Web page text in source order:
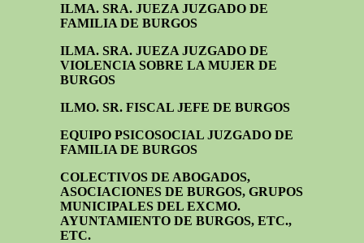
ILMA. SRA. JUEZA JUZGADO DE
FAMILIA DE BURGOS
ILMA. SRA. JUEZA JUZGADO DE
VIOLENCIA SOBRE LA MUJER DE
BURGOS
ILMO. SR. FISCAL JEFE DE BURGOS
EQUIPO PSICOSOCIAL JUZGADO DE
FAMILIA DE BURGOS
COLECTIVOS DE ABOGADOS,
ASOCIACIONES DE BURGOS, GRUPOS
MUNICIPALES DEL EXCMO.
AYUNTAMIENTO DE BURGOS, ETC.,
ETC.